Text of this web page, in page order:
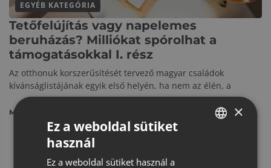
EGYÉB KATEGÓRIA
Tetőfelújítás vagy napelemes
beruházás? Milliókat spórolhat a
támogatásokkal I. rész
Az otthonuk korszerűsítését tervező magyar családok
kívánságlistájának egyik első helyén, ha nem az élén, a
MEGNÉZEM ×
Ez a weboldal sütiket
használ
Ez a weboldal sütiket használ a